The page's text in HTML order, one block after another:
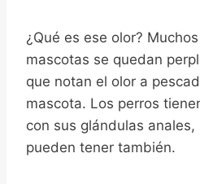
¿Qué es ese olor?
mascotas se quedan
que notan el olor a
mascota. Los perros
con sus glándulas
pueden tener también.